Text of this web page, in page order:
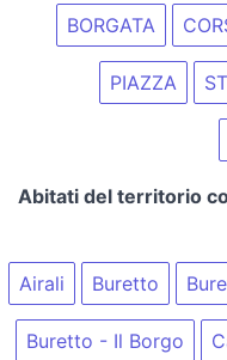
BORGATA
PIAZZA
Abitati del territorio
Airali Buretto
Buretto - Il Borgo